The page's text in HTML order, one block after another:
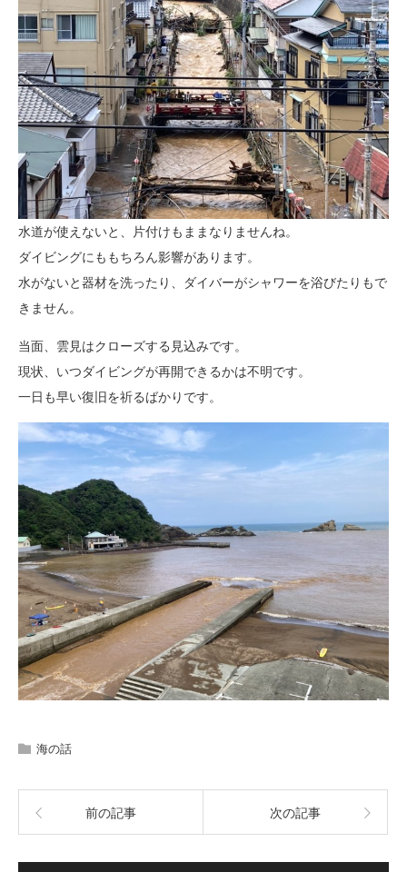
水道が使えないと、片付けもままなりませんね。
ダイビングにももちろん影響があります。
水がないと器材を洗ったり、ダイバーがシャワーを浴びたりもで
きません。
当面、雲見はクローズする見込みです。
現状、いつダイビングが再開できるかは不明です。
一日も早い復旧を祈るばかりです。
海の話
前の記事 次の記事